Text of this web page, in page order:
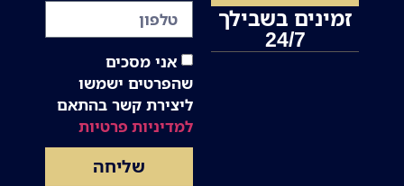
זמינים בשבילך
24/7
אני מסכים
שהפרטים ישמשו
ליצירת קשר בהתאם
למדיניות פרטיות
שליחה